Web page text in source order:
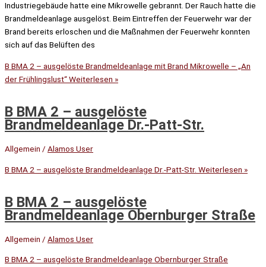
Industriegebäude hatte eine Mikrowelle gebrannt. Der Rauch hatte die
Brandmeldeanlage ausgelöst. Beim Eintreffen der Feuerwehr war der
Brand bereits erloschen und die Maßnahmen der Feuerwehr konnten
sich auf das Belüften des
B BMA 2 – ausgelöste Brandmeldeanlage mit Brand Mikrowelle – „An
der Frühlingslust“Weiterlesen »
B BMA 2 – ausgelöste
Brandmeldeanlage Dr.-Patt-Str.
Allgemein / Alamos User
B BMA 2 – ausgelöste Brandmeldeanlage Dr.-Patt-Str. Weiterlesen »
B BMA 2 – ausgelöste
Brandmeldeanlage Obernburger Straße
Allgemein / Alamos User
B BMA 2 – ausgelöste Brandmeldeanlage Obernburger Straße